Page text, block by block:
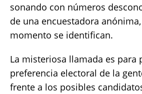
sonando con números
de una encuestadora
momento se identifican.
La misteriosa llamada es para
preferencia electoral de la
frente a los posibles